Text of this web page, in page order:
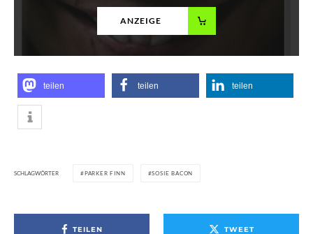
ANZEIGE
teilen teilen teilen
SCHLAGWÖRTER PARKER FINN SOSIE BACON
TEILEN TWEET